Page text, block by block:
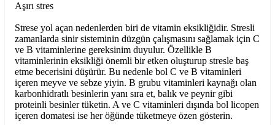
Aşırı stres
Strese yol açan nedenlerden biri de vitamin eksikliğidir. Stresli
zamanlarda sinir sisteminin düzgün çalışmasını sağlamak için C
ve B vitaminlerine gereksinim duyulur. Özellikle B
vitaminlerinin eksikliği önemli bir etken oluşturup stresle baş
etme becerisini düşürür. Bu nedenle bol C ve B vitaminleri
içeren meyve ve sebze yiyin. B grubu vitaminleri kaynağı olan
karbonhidratlı besinlerin yanı sıra et, balık ve peynir gibi
proteinli besinler tüketin. A ve C vitaminleri dışında bol licopen
içeren domatesi ise her öğünde tüketmeye özen gösterin.